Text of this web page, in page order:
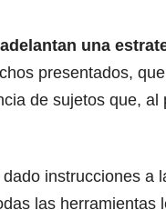
adelantan una
presentados,
de sujetos que, al
instrucciones a
las herramientas